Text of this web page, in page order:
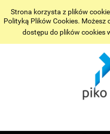
Strona korzysta z plików
Polityką Plików Cookies.
dostępu do plików cookies